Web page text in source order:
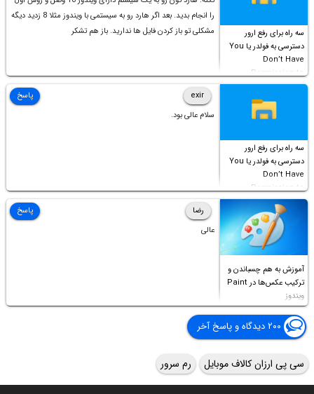
سه راه برای رفع ارور
دسترسی به فولدر یا You
Don’t Have
Permission to
Access this folder
را انجام بدید. بعد اگر هارد رو به سیستمی با ویندوز مثلا 8 زدید دیگه
مشکلی تو باز کردن فایل ها ندارید. باز هم تشکر
سه راه برای رفع ارور
دسترسی به فولدر یا You
Don’t Have
Permission to
Access this folder
exir
سلام عالی بود.
پاسخ
آموزش به هم چسباندن و
ترکیب عکس‌ها در Paint
ویندوز
رضا
عالی
پاسخ
۲۰۰ دیدگاه و پاسخ آخر
سی پی ارزان کالاف موبایل رم سرور